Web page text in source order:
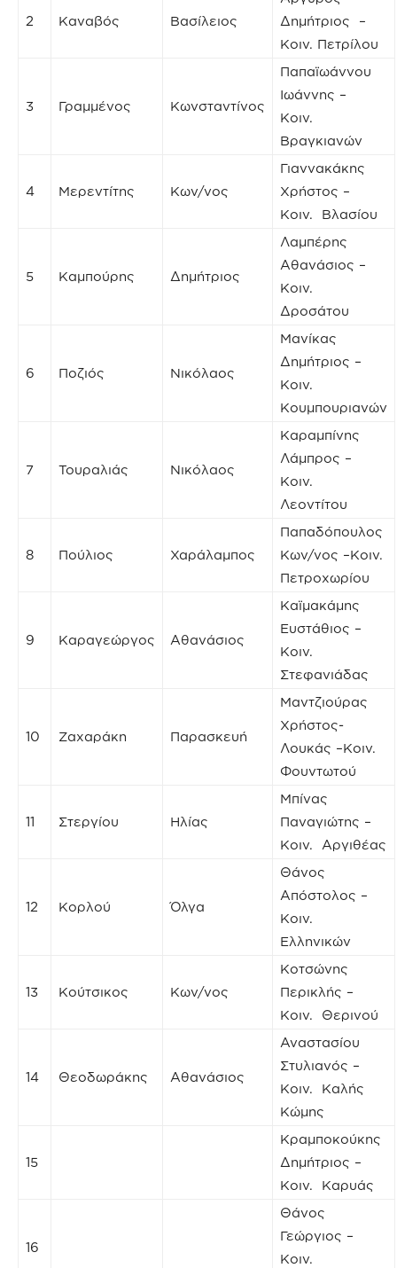
2 Καναβός Βασίλειος
Δημήτριος –
Κοιν. Πετρίλου
3 Γραμμένος Κωνσταντίνος
Παπαϊωάννου
Ιωάννης –
Κοιν.
Βραγκιανών
4 Μερεντίτης Κων/νος
Γιαννακάκης
Χρήστος –
Κοιν. Βλασίου
5 Καμπούρης Δημήτριος
Λαμπέρης
Αθανάσιος –
Κοιν.
Δροσάτου
6 Ποζιός Νικόλαος
Μανίκας
Δημήτριος –
Κοιν.
Κουμπουριανών
7 Τουραλιάς Νικόλαος
Καραμπίνης
Λάμπρος –
Κοιν.
Λεοντίτου
8 Πούλιος Χαράλαμπος
Παπαδόπουλος
Κων/νος –Κοιν.
Πετροχωρίου
9 Καραγεώργος Αθανάσιος
Καϊμακάμης
Ευστάθιος –
Κοιν.
Στεφανιάδας
10 Ζαχαράκη Παρασκευή
Μαντζιούρας
Χρήστος-
Λουκάς –Κοιν.
Φουντωτού
11 Στεργίου Ηλίας
Μπίνας
Παναγιώτης –
Κοιν. Αργιθέας
12 Κορλού Όλγα
Θάνος
Απόστολος –
Κοιν.
Ελληνικών
13 Κούτσικος Κων/νος
Κοτσώνης
Περικλής –
Κοιν. Θερινού
14 Θεοδωράκης Αθανάσιος
Αναστασίου
Στυλιανός –
Κοιν. Καλής
Κώμης
15
Κραμποκούκης
Δημήτριος –
Κοιν. Καρυάς
16
Θάνος
Γεώργιος –
Κοιν.